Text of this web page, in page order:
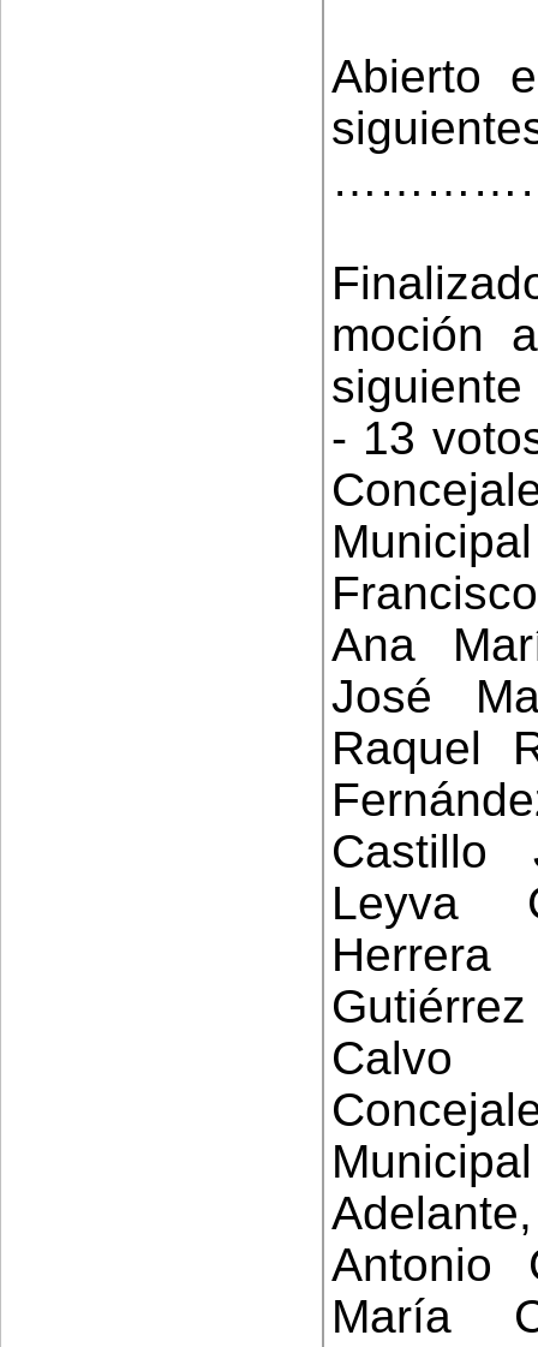
Abierto
moción
siguiente
- 13
Ana
José
Raquel
Castillo
Leyva
Antonio
María